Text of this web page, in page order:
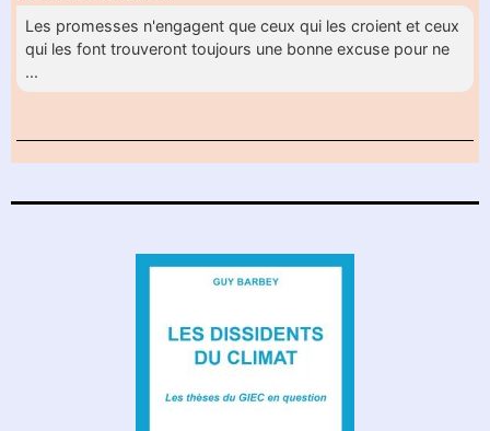
Les promesses n'engagent que ceux qui les croient et ceux
qui les font trouveront toujours une bonne excuse pour ne
...